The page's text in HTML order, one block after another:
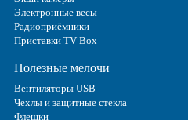
Электронные весы
Радиоприёмники
Приставки TV Box
Полезные мелочи
Вентиляторы USB
Чехлы и защитные стекла
Флешки